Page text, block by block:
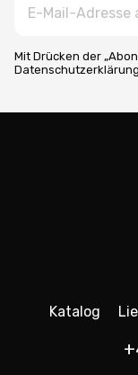
Mit Drücken der
Datenschutzerklärung
Katalog